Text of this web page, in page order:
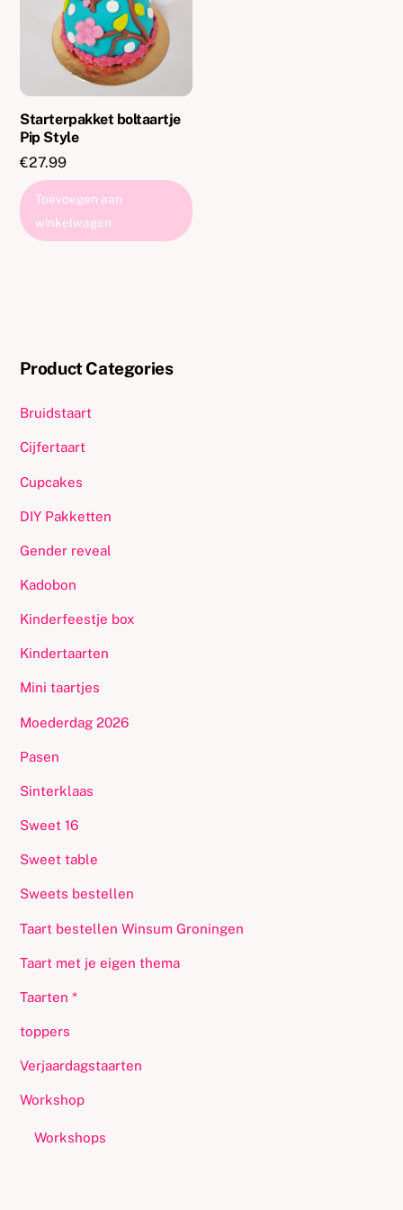
Starterpakket boltaartje
Pip Style
€27.99
Toevoegen aan
winkelwagen
Product Categories
Bruidstaart
Cijfertaart
Cupcakes
DIY Pakketten
Gender reveal
Kadobon
Kinderfeestje box
Kindertaarten
Mini taartjes
Moederdag 2026
Pasen
Sinterklaas
Sweet 16
Sweet table
Sweets bestellen
Taart bestellen Winsum Groningen
Taart met je eigen thema
Taarten *
toppers
Verjaardagstaarten
Workshop
Workshops